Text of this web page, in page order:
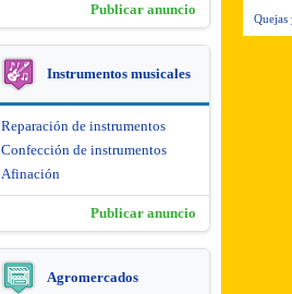
Publicar anuncio
Instrumentos musicales
Reparación de instrumentos
Confección de instrumentos
Afinación
Publicar anuncio
Agromercados
Quejas